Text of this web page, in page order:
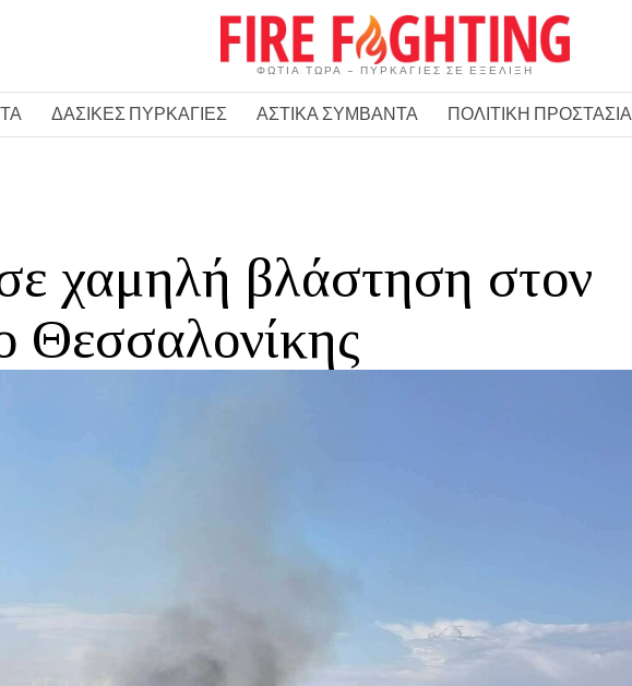
ΦΩΤΙΑ ΤΩΡΑ – ΠΥΡΚΑΓΙΕΣ ΣΕ ΕΞΕΛΙΞΗ
ΔΑΣΙΚΕΣ ΠΥΡΚΑΓΙΕΣ ΑΣΤΙΚΑ ΣΥΜΒΑΝΤΑ ΠΟΛΙΤΙΚΗ ΠΡΟΣΤΑΣΙΑ
χαμηλή βλάστηση στον
Θεσσαλονίκης